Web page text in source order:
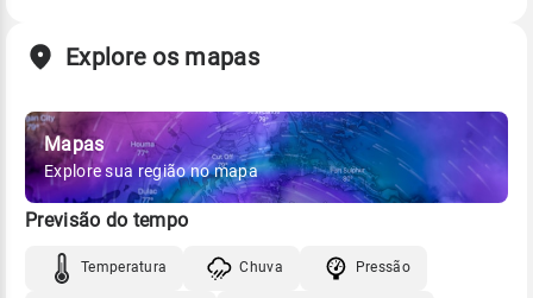
Explore os mapas
Mapas
Explore sua região no mapa
Previsão do tempo
Temperatura Chuva Pressão